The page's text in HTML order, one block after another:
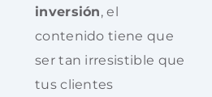
inversión, el
contenido tiene que
ser tan irresistible que
tus clientes